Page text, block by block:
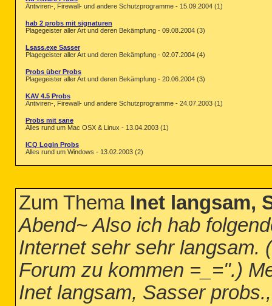
Antiviren-, Firewall- und andere Schutzprogramme - 15.09.2004 (1)
hab 2 probs mit signaturen
Plagegeister aller Art und deren Bekämpfung - 09.08.2004 (3)
Lsass.exe Sasser
Plagegeister aller Art und deren Bekämpfung - 02.07.2004 (4)
Probs über Probs
Plagegeister aller Art und deren Bekämpfung - 20.06.2004 (3)
KAV 4.5 Probs
Antiviren-, Firewall- und andere Schutzprogramme - 24.07.2003 (1)
Probs mit sane
Alles rund um Mac OSX & Linux - 13.04.2003 (1)
ICQ Login Probs
Alles rund um Windows - 13.02.2003 (2)
Zum Thema Inet langsam,
Abend~ Also ich hab
Internet sehr sehr langsam.
Forum zu kommen =_=".)
Inet langsam, Sasser